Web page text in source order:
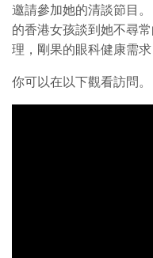
邀請參加她的清談節目
的香港女孩談到她不尋
理，剛果的眼科健康需
你可以在以下觀看訪問。